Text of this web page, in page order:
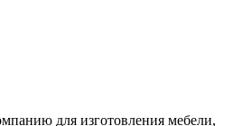
для изготовления мебели,